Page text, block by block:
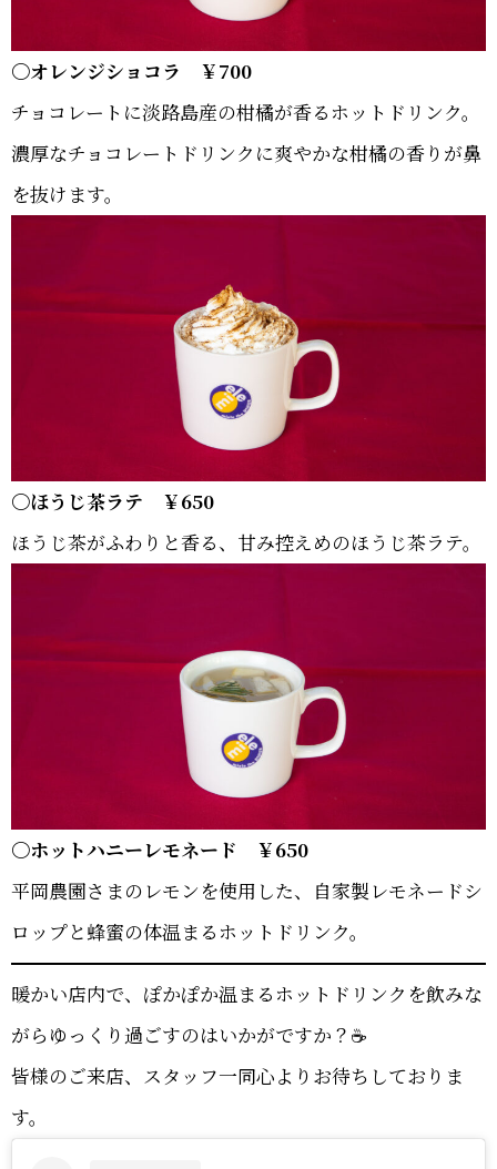
〇オレンジショコラ ￥700
チョコレートに淡路島産の柑橘が香るホットドリンク。
濃厚なチョコレートドリンクに爽やかな柑橘の香りが鼻
を抜けます。
〇ほうじ茶ラテ ￥650
ほうじ茶がふわりと香る、甘み控えめのほうじ茶ラテ。
〇ホットハニーレモネード ￥650
平岡農園さまのレモンを使用した、自家製レモネードシ
ロップと蜂蜜の体温まるホットドリンク。
暖かい店内で、ぽかぽか温まるホットドリンクを飲みな
がらゆっくり過ごすのはいかがですか？☕
皆様のご来店、スタッフ一同心よりお待ちしておりま
す。